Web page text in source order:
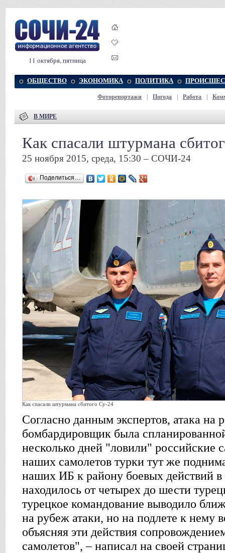
11 октября, пятница
ОБЩЕСТВО ЭКОНОМИКА ПОЛИТИКА
Фоторепортажи Погода Работа
В МИРЕ
Как спасали штурмана
25 ноября 2015, среда, 15:30 – СОЧИ-24
Поделиться…
Как спасали штурмана сбитого Су-24
Согласно данным экспертов, атака на
бомбардировщик была
несколько дней "ловили" российские
наших самолетов турки тут же
наших ИБ к району боевых действий в
находилось от четырех до шести
турецкое командование выводило
на рубеж атаки, но на подлете к нему
объясняя эти действия
самолетов", – написал на своей